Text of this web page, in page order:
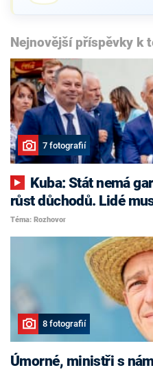
Nejnovější příspěvky k
7 fotografií
růst důchodů. Lidé
Téma: Rozhovor
8 fotografií
Úmorné, ministři s